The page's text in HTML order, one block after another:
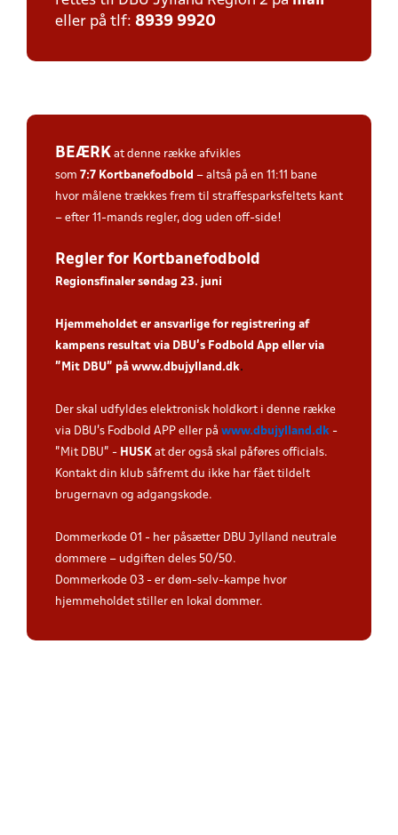
eller på tlf: 8939 9920
BEÆRK at denne række afvikles
som 7:7 Kortbanefodbold – altså på en 11:11 bane
hvor målene trækkes frem til straffesparksfeltets kant
– efter 11-mands regler, dog uden off-side!
Regler for Kortbanefodbold
Regionsfinaler søndag 23. juni
Hjemmeholdet er ansvarlige for registrering af
kampens resultat via DBU’s Fodbold App eller via
”Mit DBU” på www.dbujylland.dk.
Der skal udfyldes elektronisk holdkort i denne række
via DBU's Fodbold APP eller på www.dbujylland.dk -
"Mit DBU" - HUSK at der også skal påføres officials.
Kontakt din klub såfremt du ikke har fået tildelt
brugernavn og adgangskode.
Dommerkode 01 - her påsætter DBU Jylland neutrale
dommere – udgiften deles 50/50.
Dommerkode 03 - er døm-selv-kampe hvor
hjemmeholdet stiller en lokal dommer.